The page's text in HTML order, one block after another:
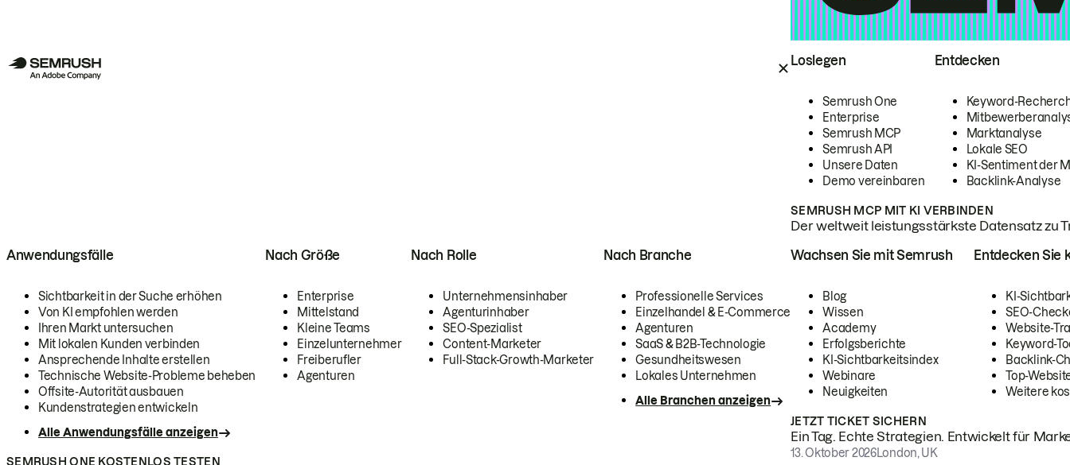
Loslegen
Semrush One
Enterprise
Semrush MCP
Semrush API
Unsere Daten
Demo vereinbaren
Entdecken
Keyword-
Marktanalyse
Lokale SEO
KI-Sentiment der
Backlink-Analyse
SEMRUSH MCP MIT KI VERBINDEN
Der weltweit leistungsstärkste Datensatz zu
Anwendungsfälle
Sichtbarkeit in der Suche erhöhen
Von KI empfohlen werden
Ihren Markt untersuchen
Mit lokalen Kunden verbinden
Ansprechende Inhalte erstellen
Technische Website-Probleme beheben
Offsite-Autorität ausbauen
Kundenstrategien entwickeln
Alle Anwendungsfälle anzeigen
Nach Größe
Enterprise
Mittelstand
Kleine Teams
Einzelunternehmer
Freiberufler
Agenturen
Nach Rolle
Unternehmensinhaber
Agenturinhaber
SEO-Spezialist
Content-Marketer
Full-Stack-Growth-Marketer
Nach Branche
Professionelle Services
Einzelhandel & E-Commerce
Agenturen
SaaS & B2B-Technologie
Gesundheitswesen
Lokales Unternehmen
Alle Branchen anzeigen
SEMRUSH ONE KOSTENLOS TESTEN
Wachsen Sie mit Semrush
Blog
Wissen
Academy
Erfolgsberichte
KI-Sichtbarkeitsindex
Webinare
Neuigkeiten
Entdecken Sie
KI-
SEO-
Website-
Keyword-
Backlink-
Top-
Weitere
JETZT TICKET SICHERN
Ein Tag. Echte Strategien. Entwickelt für
13. Oktober 2026London, UK